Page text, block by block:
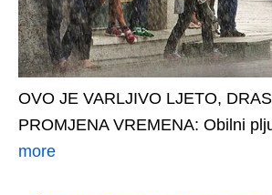
OVO JE VARLJIVO LJETO,
PROMJENA VREMENA: Obilni
more